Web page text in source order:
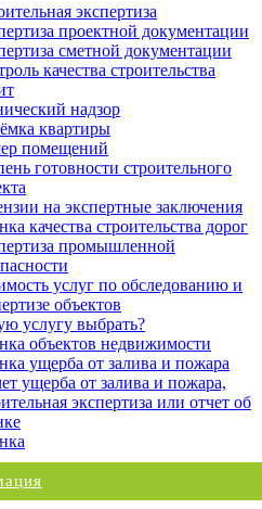
экспертиза
проектной документации
сметной документации
качества строительства
надзор
квартиры
помещений
готовности строительного
на экспертные заключения
качества строительства дорог
промышленной
услуг по обследованию и
объектов
услугу выбрать?
объектов недвижимости
ущерба от залива и пожара
ущерба от залива и пожара,
экспертиза или отчет об